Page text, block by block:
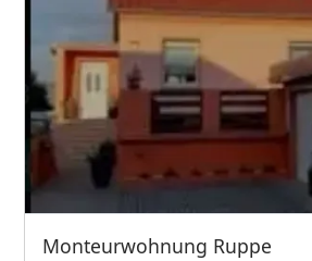
Monteurwohnung Ruppe